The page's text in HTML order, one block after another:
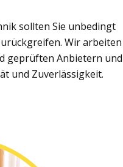
sollten Sie unbedingt
Wir arbeiten
geprüften Anbietern und
und Zuverlässigkeit.